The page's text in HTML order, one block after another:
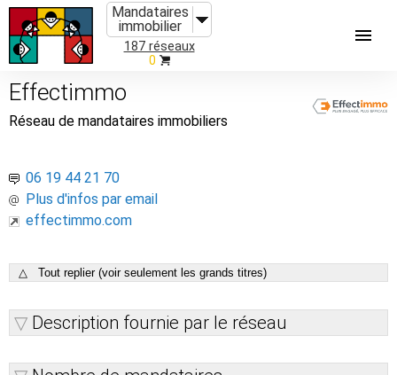
Mandataires
immobilier
187 réseaux
0
Effectimmo
Réseau de mandataires immobiliers
06 19 44 21 70
Plus d'infos par email
effectimmo.com
△ Tout replier (voir seulement les grands titres)
Description fournie par le réseau